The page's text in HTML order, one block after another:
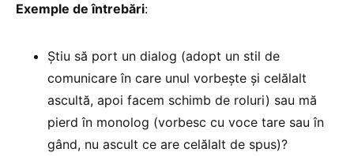
Exemple de întrebări:
Știu să port un dialog (adopt un stil de
comunicare în care unul vorbește și celălalt
ascultă, apoi facem schimb de roluri) sau mă
pierd în monolog (vorbesc cu voce tare sau în
gând, nu ascult ce are celălalt de spus)?